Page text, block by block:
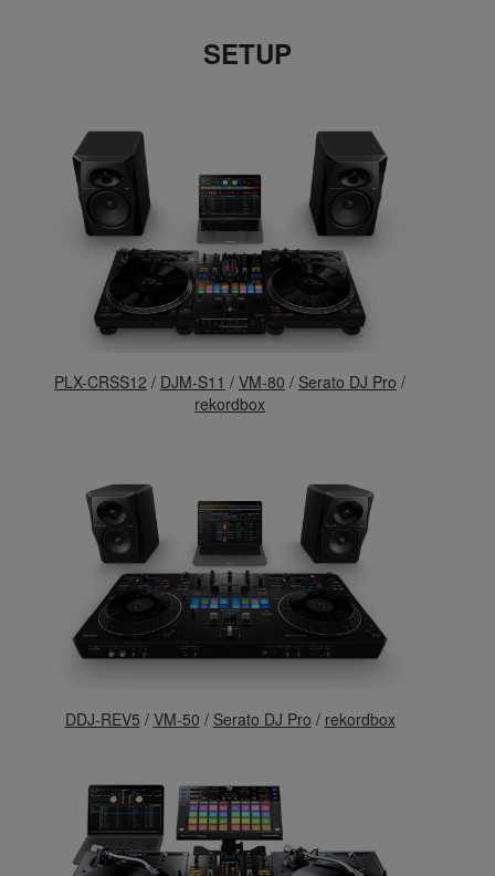
SETUP
PLX-CRSS12 / DJM-S11 / VM-80 / Serato DJ Pro /
rekordbox
DDJ-REV5 / VM-50 / Serato DJ Pro / rekordbox